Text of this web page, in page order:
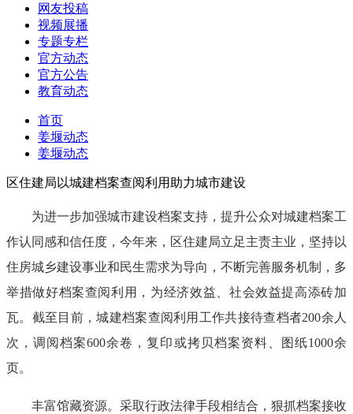
网友投稿
视频展播
专题专栏
官方动态
官方公告
教育动态
首页
姜堰动态
姜堰动态
区住建局以城建档案查阅利用助力城市建设
为进一步加强城市建设档案支持，提升公众对城建档案工
作认同感和信任度，今年来，区住建局立足主责主业，坚持以
住房城乡建设事业和民生需求为导向，不断完善服务机制，多
举措做好档案查阅利用，为经济效益、社会效益提高添砖加
瓦。截至目前，城建档案查阅利用工作共接待查档者200余人
次，调阅档案600余卷，复印或拷贝档案资料、图纸1000余
页。
丰富馆藏资源。采取行政法律手段相结合，狠抓档案接收